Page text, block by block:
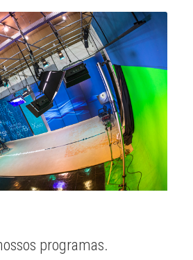
programas.